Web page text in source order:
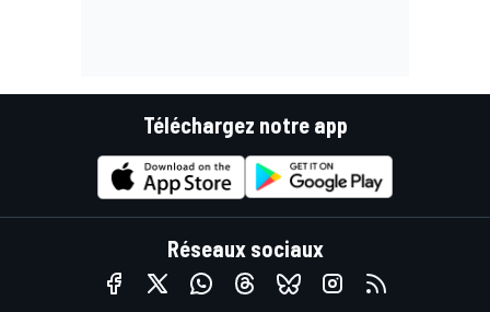
Téléchargez notre app
Réseaux sociaux